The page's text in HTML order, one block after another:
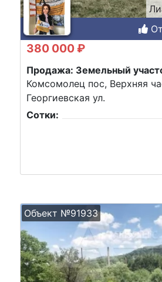
380 000 ₽
Продажа: Земельный
Комсомолец пос, Верхняя
Георгиевская ул.
Сотки:
Объект №91933